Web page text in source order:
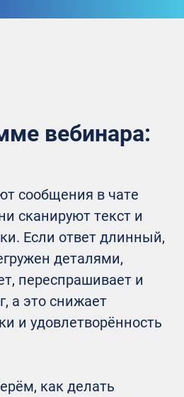
вебинара:
сообщения в чате
сканируют текст и
Если ответ длинный,
деталями,
переспрашивает и
а это снижает
и удовлетворённость
как делать